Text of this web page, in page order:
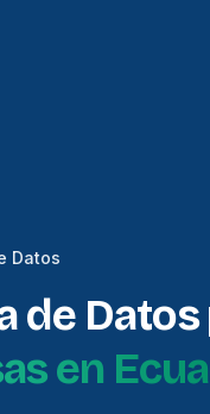
Datos
de Datos
en